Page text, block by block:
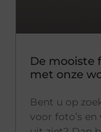
De mooiste
met onze
Bent u op
voor foto’s